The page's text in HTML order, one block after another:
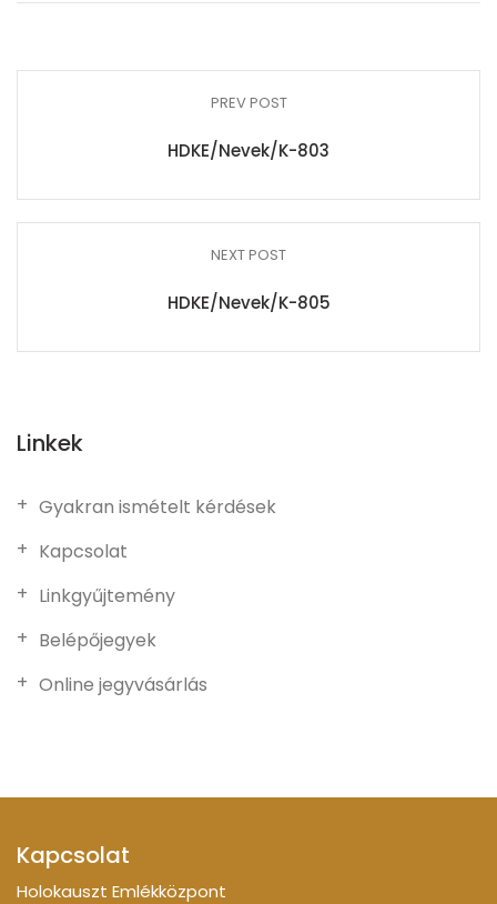
PREV POST
HDKE/Nevek/K-803
NEXT POST
HDKE/Nevek/K-805
Linkek
Gyakran ismételt kérdések
Kapcsolat
Linkgyűjtemény
Belépőjegyek
Online jegyvásárlás
Kapcsolat
Holokauszt Emlékközpont